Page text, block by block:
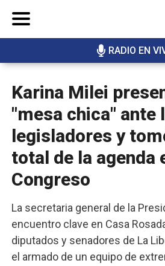
RADIO EN
Karina Milei
"mesa chica" ante
legisladores y
total de la agenda
Congreso
La secretaria general de la
encuentro clave en Casa
diputados y senadores de La
el armado de un equipo de